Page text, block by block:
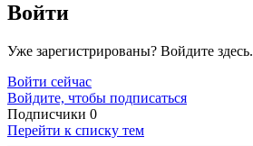
Войти
Уже зарегистрированы? Войдите здесь.
Войти сейчас
Войдите, чтобы подписаться
Подписчики 0
Перейти к списку тем